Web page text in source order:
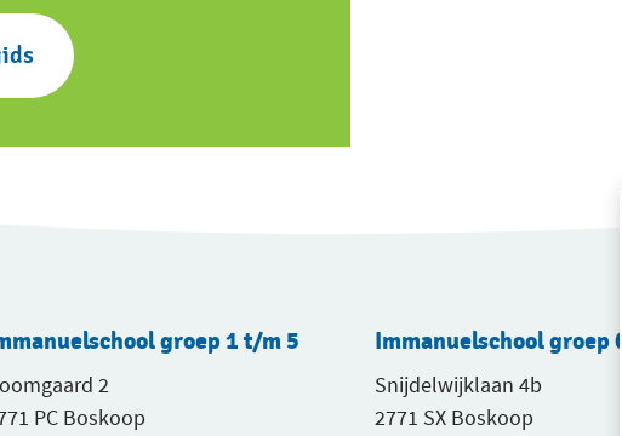
groep 1 t/m 5
2
PC Boskoop
Immanuelschool groep
Snijdelwijklaan 4b
2771 SX Boskoop